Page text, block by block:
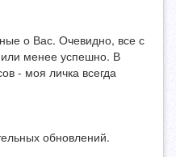
о Вас. Очевидно, все с
или менее успешно. В
- моя личка всегда
обновлений.